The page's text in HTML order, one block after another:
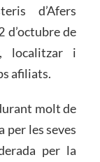
d’Afers
d’octubre de
localitzar i
afiliats.
molt de
per les seves
per la